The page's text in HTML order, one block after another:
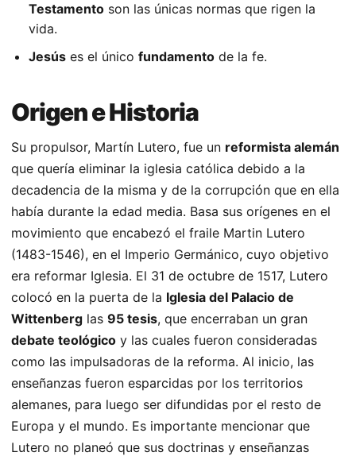
Testamento son las únicas normas que rigen la
vida.
Jesús es el único fundamento de la fe.
Origen e Historia
Su propulsor, Martín Lutero, fue un reformista alemán
que quería eliminar la iglesia católica debido a la
decadencia de la misma y de la corrupción que en ella
había durante la edad media. Basa sus orígenes en el
movimiento que encabezó el fraile Martin Lutero
(1483-1546), en el Imperio Germánico, cuyo objetivo
era reformar Iglesia. El 31 de octubre de 1517, Lutero
colocó en la puerta de la Iglesia del Palacio de
Wittenberg las 95 tesis, que encerraban un gran
debate teológico y las cuales fueron consideradas
como las impulsadoras de la reforma. Al inicio, las
enseñanzas fueron esparcidas por los territorios
alemanes, para luego ser difundidas por el resto de
Europa y el mundo. Es importante mencionar que
Lutero no planeó que sus doctrinas y enseñanzas